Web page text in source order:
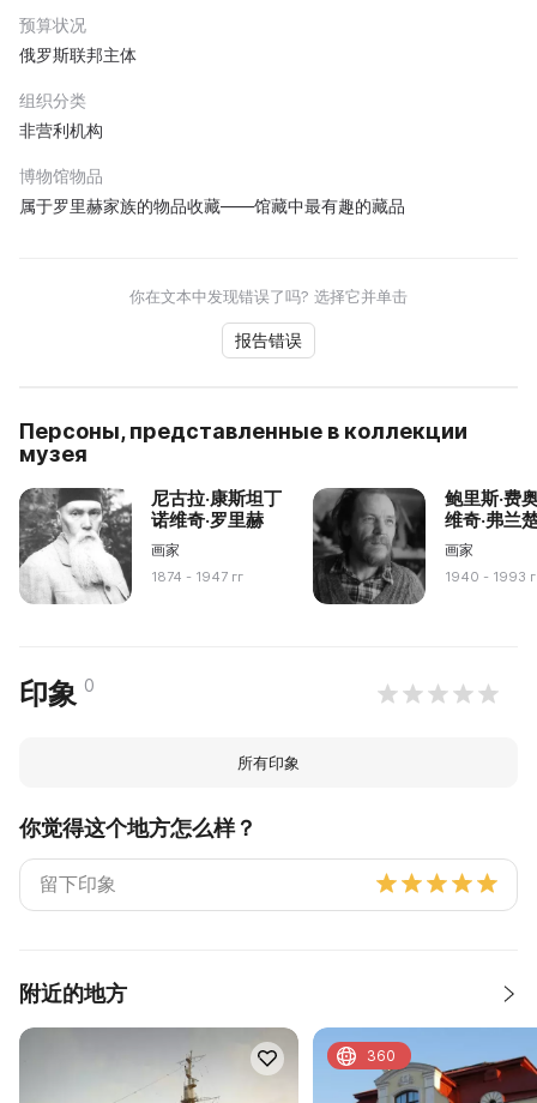
预算状况
俄罗斯联邦主体
组织分类
非营利机构
博物馆物品
属于罗里赫家族的物品收藏——馆藏中最有趣的藏品
你在文本中发现错误了吗? 选择它并单击
报告错误
Персоны, представленные в коллекции
музея
尼古拉·康斯坦丁
诺维奇·罗里赫
画家
1874 - 1947 гг
鲍里斯·费
维奇·弗兰
画家
1940 - 1993
印象 0
所有印象
你觉得这个地方怎么样？
附近的地方
360